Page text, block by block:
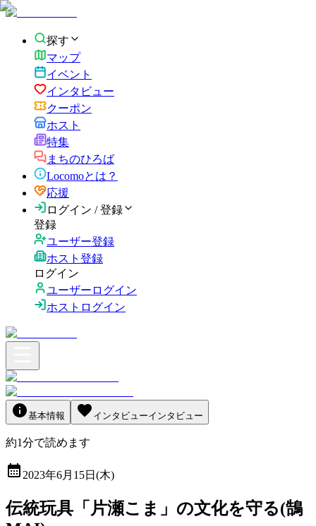
探す
マップ
イベント
インタビュー
クーポン
ホスト
特集
まちのひろば
Locomoとは？
応援
ログイン / 登録
登録
ユーザー登録
ホスト登録
ログイン
ユーザーログイン
ホストログイン
基本情報 インタビューインタビュー
約1分で読めます
2023年6月15日(木)
伝統玩具「片瀬こま」の文化を守る(鵠